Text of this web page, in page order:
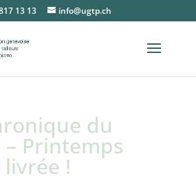
13 13 info@ugtp.ch
du
Printemps
livrée !